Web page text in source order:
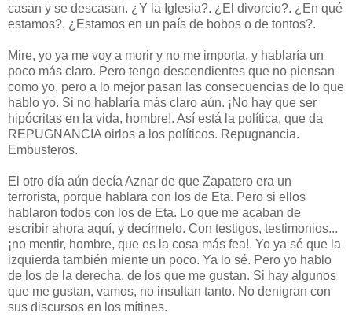
casan y se descasan. ¿Y la Iglesia?. ¿El divorcio?. ¿En qué
estamos?. ¿Estamos en un país de bobos o de tontos?.
Mire, yo ya me voy a morir y no me importa, y hablaría un
poco más claro. Pero tengo descendientes que no piensan
como yo, pero a lo mejor pasan las consecuencias de lo que
hablo yo. Si no hablaría más claro aún. ¡No hay que ser
hipócritas en la vida, hombre!. Así está la política, que da
REPUGNANCIA oirlos a los políticos. Repugnancia.
Embusteros.
El otro día aún decía Aznar de que Zapatero era un
terrorista, porque hablara con los de Eta. Pero si ellos
hablaron todos con los de Eta. Lo que me acaban de
escribir ahora aquí, y decírmelo. Con testigos, testimonios...
¡no mentir, hombre, que es la cosa más fea!. Yo ya sé que la
izquierda también miente un poco. Ya lo sé. Pero yo hablo
de los de la derecha, de los que me gustan. Si hay algunos
que me gustan, vamos, no insultan tanto. No denigran con
sus discursos en los mítines.